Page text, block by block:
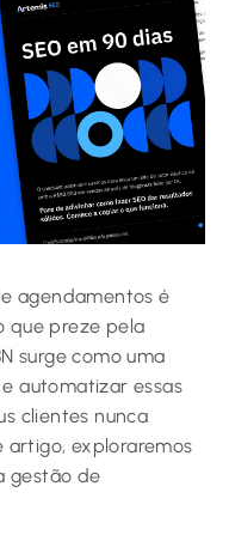
agendamentos é
que preze pela
surge como uma
automatizar essas
clientes nunca
artigo, exploraremos
gestão de